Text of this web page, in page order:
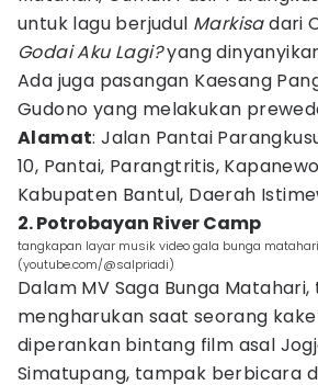
untuk lagu berjudul Markisadari
Godai Aku Lagi?yang
Ada juga pasangan Kaesang
Gudono yang melakukan
Alamat: Jalan Pantai
10, Pantai, Parangtritis,
Kabupaten Bantul, Daerah
2. Potrobayan River Camp
tangkapan layar musik video gala bunga matahari
(youtube.com/@salpriadi)
Dalam MV Saga Bunga
mengharukan saat seorang
diperankan bintang film asal
Simatupang, tampak berbicara